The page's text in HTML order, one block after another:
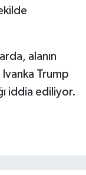
alanın
Ivanka Trump
iddia ediliyor.